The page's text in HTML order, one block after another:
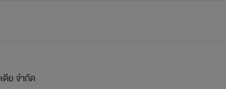
ดีย จำกัด